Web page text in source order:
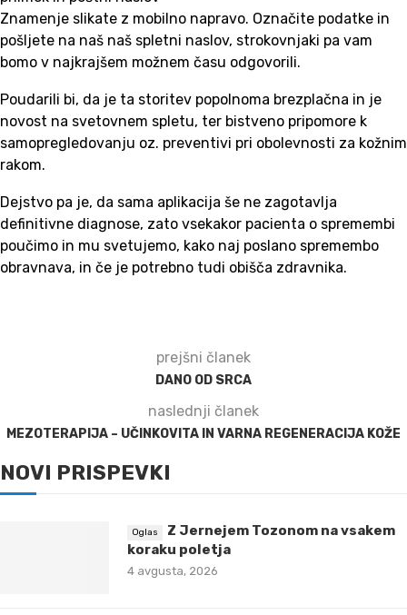
Znamenje slikate z mobilno napravo. Označite podatke in
pošljete na naš naš spletni naslov, strokovnjaki pa vam
bomo v najkrajšem možnem času odgovorili.
Poudarili bi, da je ta storitev popolnoma brezplačna in je
novost na svetovnem spletu, ter bistveno pripomore k
samopregledovanju oz. preventivi pri obolevnosti za kožnim
rakom.
Dejstvo pa je, da sama aplikacija še ne zagotavlja
definitivne diagnose, zato vsekakor pacienta o spremembi
poučimo in mu svetujemo, kako naj poslano spremembo
obravnava, in če je potrebno tudi obišča zdravnika.
prejšni članek
DANO OD SRCA
naslednji članek
MEZOTERAPIJA – UČINKOVITA IN VARNA REGENERACIJA KOŽE
NOVI PRISPEVKI
Z Jernejem Tozonom na vsakem
koraku poletja
4 avgusta, 2026